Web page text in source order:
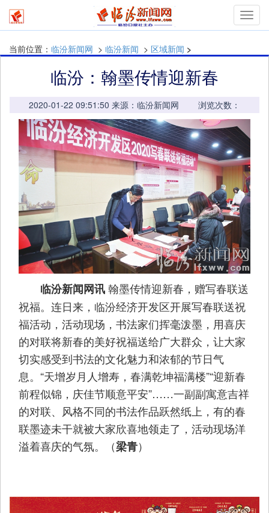
当前位置： 临汾新闻网 > 临汾新闻 > 区域新闻 >
临汾：翰墨传情迎新春
2020-01-22 09:51:50 来源：临汾新闻网 浏览次数：
临汾新闻网讯翰墨传情迎新春，赠写春联送
祝福。连日来，临汾经济开发区开展写春联送祝
福活动，活动现场，书法家们挥毫泼墨，用喜庆
的对联将新春的美好祝福送给广大群众，让大家
切实感受到书法的文化魅力和浓郁的节日气
息。“天增岁月人增寿，春满乾坤福满楼”“迎新春
前程似锦，庆佳节顺意平安”……一副副寓意吉祥
的对联、风格不同的书法作品跃然纸上，有的春
联墨迹未干就被大家欣喜地领走了，活动现场洋
溢着喜庆的气氛。（梁青）